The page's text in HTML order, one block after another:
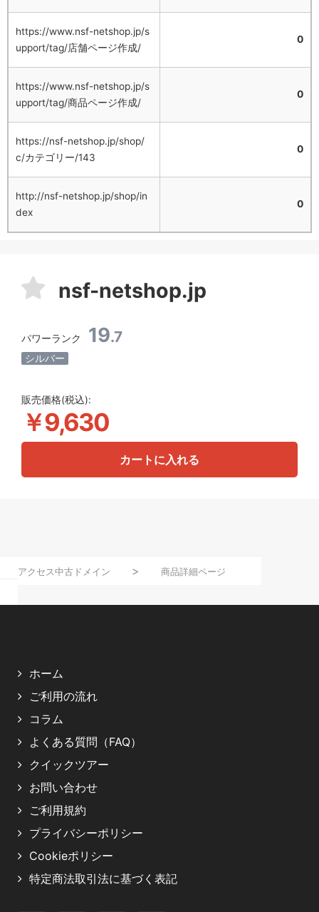
https://www.nsf-netshop.jp/s
upport/tag/店舗ページ作成/
0
https://www.nsf-netshop.jp/s
upport/tag/商品ページ作成/
0
https://nsf-netshop.jp/shop/
c/カテゴリー/143
0
http://nsf-netshop.jp/shop/in
dex
0
nsf-netshop.jp
パワーランク 19.7
シルバー
販売価格(税込):
￥9,630
カートに入れる
アクセス中古ドメイン 商品詳細ページ
ホーム
ご利用の流れ
コラム
よくある質問（FAQ）
クイックツアー
お問い合わせ
ご利用規約
プライバシーポリシー
Cookieポリシー
特定商法取引法に基づく表記